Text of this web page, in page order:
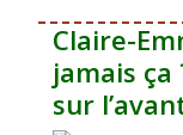
Claire-
jamais ça
sur